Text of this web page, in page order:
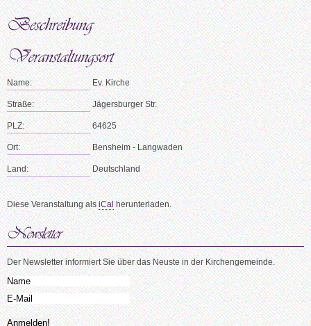
Name: Ev. Kirche
Straße: Jägersburger Str.
PLZ: 64625
Ort: Bensheim - Langwaden
Land: Deutschland
Diese Veranstaltung alsiCalherunterladen.
Der Newsletter informiert Sie über das Neuste in der Kirchengemeinde.